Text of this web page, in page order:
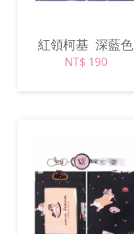
紅領柯基 深藍色
NT$ 190